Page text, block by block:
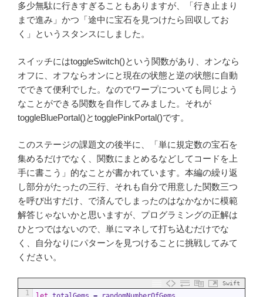
多少無駄に行きすぎることもありますが、「行き止まり
まで進み」かつ「途中に宝石を見つけたら回収してお
く」というスタンスにしました。
スイッチにはtoggleSwitch()という関数があり、オンなら
オフに、オフならオンにと現在の状態と逆の状態に自動
でできて便利でした。なのでワープについても同じよう
なことができる関数を自作してみました。それが
toggleBluePortal()とtogglePinkPortal()です。
このステージの課題文の後半に、「単に規定数の宝石を
集めるだけでなく、関数にまとめるなどしてコードを上
手に書こう」的なことが書かれています。本編の繰り返
し部分がたったの三行、それも自分で用意した関数三つ
を呼び出すだけ、で済んでしまったのはなかなかに模範
解答じゃないかと思いますが、プログラミングの正解は
ひとつではないので、単にマネして打ち込むだけでな
く、自分なりにパターンを見つけることに挑戦してみて
ください。
Swift
1